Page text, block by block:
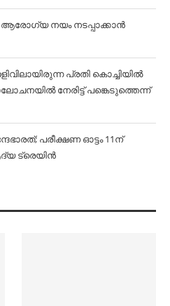
നയം നടപ്പാക്കാൻ
പ്രതി കൊച്ചിയിൽ
നേരിട്ട് പങ്കെടുത്തെന്ന്
പരീക്ഷണ ഓട്ടം 11ന്
ട്രെയിന്‍